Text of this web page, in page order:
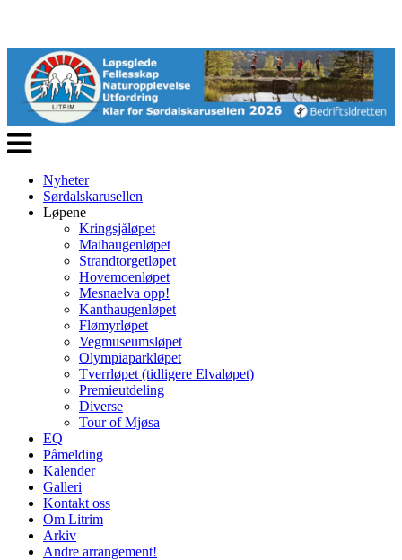
Veksle
navigasjon
Nyheter
Sørdalskarusellen
Løpene
Kringsjåløpet
Maihaugenløpet
Strandtorgetløpet
Hovemoenløpet
Mesnaelva opp!
Kanthaugenløpet
Flømyrløpet
Vegmuseumsløpet
Olympiaparkløpet
Tverrløpet (tidligere Elvaløpet)
Premieutdeling
Diverse
Tour of Mjøsa
EQ
Påmelding
Kalender
Galleri
Kontakt oss
Om Litrim
Arkiv
Andre arrangement!